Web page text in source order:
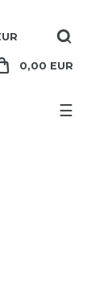
0,00 EUR
☰